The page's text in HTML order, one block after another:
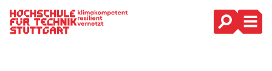
Hauptnavigation